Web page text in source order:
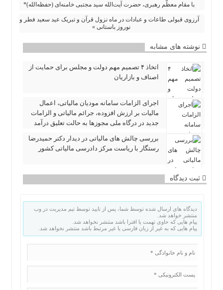
با مقام معظّم رهبری، حضرت آیت‌الله سید مجتبی خامنه‌ای (حفظه‌الله)*
آرزوی قبولی طاعات و عبادات در ماه نزول قرآن و تبریک عید سعید فطر و
نوروز باستانی »
نوشته های مشابه
اتخاذ ۴ تصمیم مهم دولت و مجلس برای حمایت از
اصناف و بازاریان
اجرای الزامات سامانه مودیان مالیاتی، اعمال
مالیات بر ارزش افزوده، جرائم مالیاتی و الزامات
جدید در درگاه ملی مجوزها به حالت تعلیق درآمد
بررسی چالش های مالیاتی در دیدار دکتر حمیدرضا
رستگار با ریاست مرکز دادرسی مالیاتی کشور
ثبت دیدگاه
دیدگاه های ارسال شده توسط شما، پس از تایید توسط تیم مدیریت در وب
منتشر خواهد شد.
پیام هایی که حاوی تهمت یا افترا باشد منتشر نخواهد شد.
پیام هایی که به غیر از زبان فارسی یا غیر مرتبط باشد منتشر نخواهد شد.